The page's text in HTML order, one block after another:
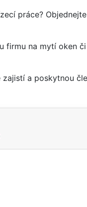
práce?
firmu na mytí oken
a poskytnou